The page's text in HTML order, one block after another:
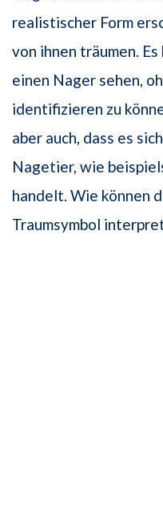
realistischer Form
von ihnen träumen.
einen Nager sehen,
identifizieren zu
aber auch, dass es
Nagetier, wie
handelt. Wie können
Traumsymbol